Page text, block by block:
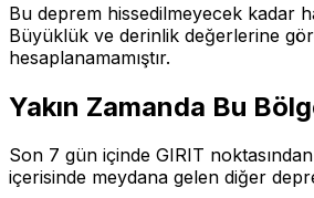
Bu deprem hissedilmeyecek kadar
Büyüklük ve derinlik değerlerine
hesaplanamamıştır.
Yakın Zamanda Bu
Son 7 gün içinde GIRIT
içerisinde meydana gelen diğer